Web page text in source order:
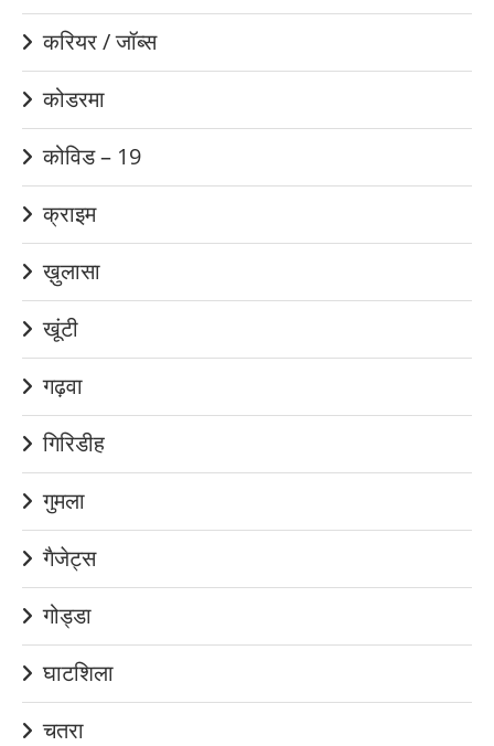
करियर / जॉब्स
कोडरमा
कोविड – 19
क्राइम
ख़ुलासा
खूंटी
गढ़वा
गिरिडीह
गुमला
गैजेट्स
गोड्डा
घाटशिला
चतरा